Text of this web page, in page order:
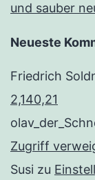
und sauber
Neueste
Friedrich
2,140,21
Zugriff
Susi zu